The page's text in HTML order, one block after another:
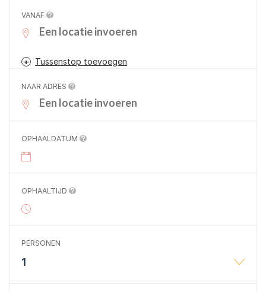
VANAF
Tussenstop toevoegen
NAAR ADRES
OPHAALDATUM
OPHAALTIJD
PERSONEN
1